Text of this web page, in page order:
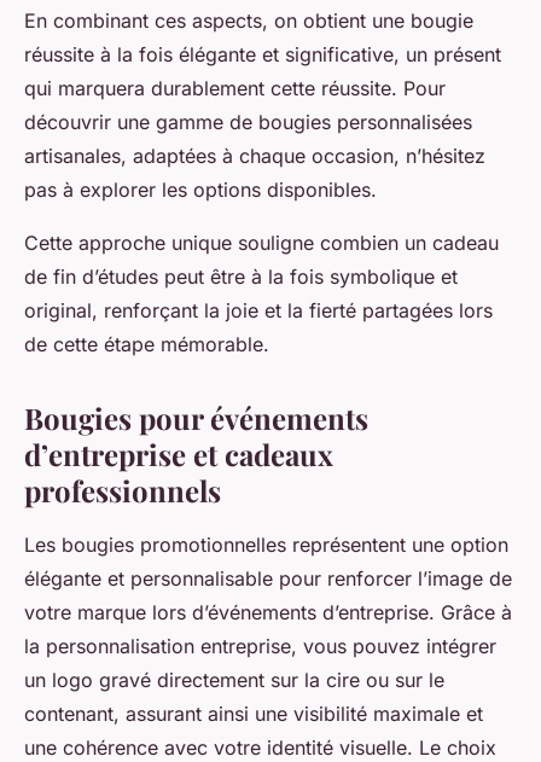
En combinant ces aspects, on obtient une bougie
réussite à la fois élégante et significative, un présent
qui marquera durablement cette réussite. Pour
découvrir une gamme de bougies personnalisées
artisanales, adaptées à chaque occasion, n’hésitez
pas à explorer les options disponibles.
Cette approche unique souligne combien un cadeau
de fin d’études peut être à la fois symbolique et
original, renforçant la joie et la fierté partagées lors
de cette étape mémorable.
Bougies pour événements
d’entreprise et cadeaux
professionnels
Les bougies promotionnelles représentent une option
élégante et personnalisable pour renforcer l’image de
votre marque lors d’événements d’entreprise. Grâce à
la personnalisation entreprise, vous pouvez intégrer
un logo gravé directement sur la cire ou sur le
contenant, assurant ainsi une visibilité maximale et
une cohérence avec votre identité visuelle. Le choix